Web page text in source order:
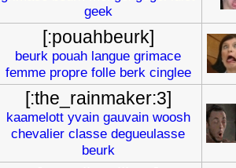
geek
[:pouahbeurk]
beurk pouah langue grimace
femme propre folle berk cinglee
[:the_rainmaker:3]
kaamelott yvain gauvain woosh
chevalier classe degueulasse
beurk